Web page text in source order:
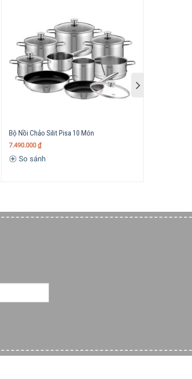
chóng, phân phối đều và lưu trữ lâu
Bộ Nồi Chảo Silit Pisa 10 Món
7.490.000 ₫
So sánh